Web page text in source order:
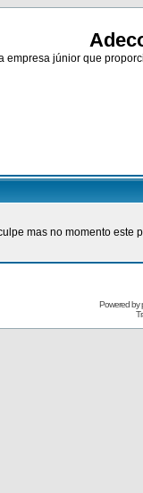
empresa júnior que
mas no momento este
Powered by